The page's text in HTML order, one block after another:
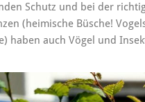
Schutz und bei der
(heimische Büsche!
haben auch Vögel und